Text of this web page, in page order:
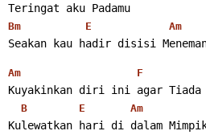
Teringat aku Padamu
Bm E Am
Seakan kau hadir disisi
Am F
Kuyakinkan diri ini agar Tiada
B E Am
Kulewatkan hari di dalam